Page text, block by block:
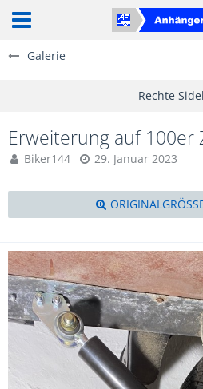
Galerie
Erweiterung auf 100er
Biker144 29. Januar 2023